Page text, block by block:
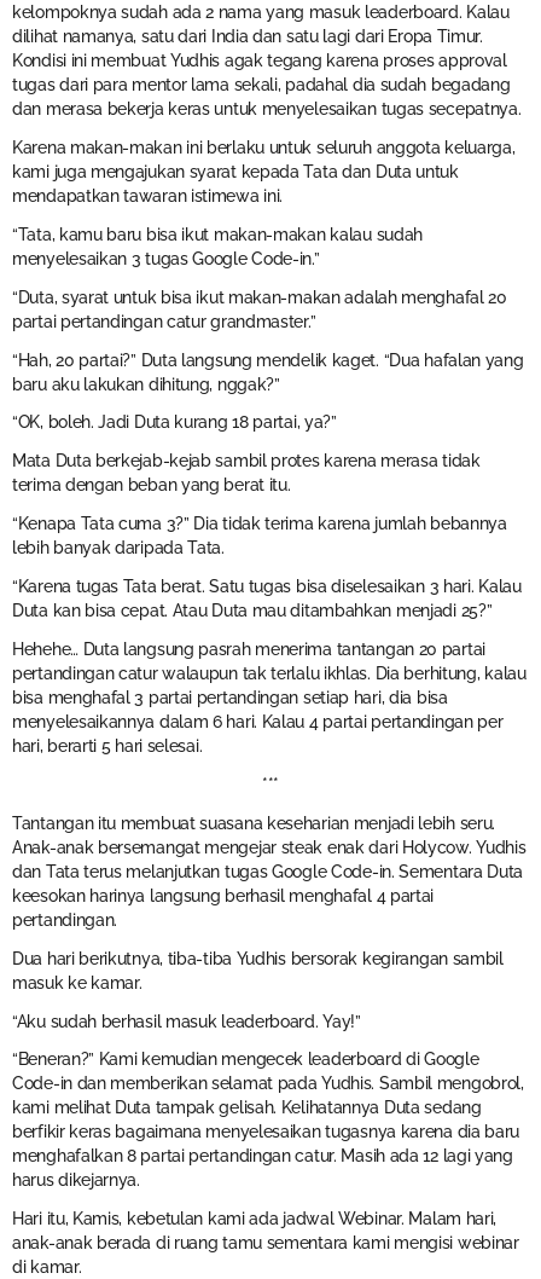
kelompoknya sudah ada 2 nama yang masuk leaderboard. Kalau
dilihat namanya, satu dari India dan satu lagi dari Eropa Timur.
Kondisi ini membuat Yudhis agak tegang karena proses approval
tugas dari para mentor lama sekali, padahal dia sudah begadang
dan merasa bekerja keras untuk menyelesaikan tugas secepatnya.
Karena makan-makan ini berlaku untuk seluruh anggota keluarga,
kami juga mengajukan syarat kepada Tata dan Duta untuk
mendapatkan tawaran istimewa ini.
“Tata, kamu baru bisa ikut makan-makan kalau sudah
menyelesaikan 3 tugas Google Code-in.”
“Duta, syarat untuk bisa ikut makan-makan adalah menghafal 20
partai pertandingan catur grandmaster.”
“Hah, 20 partai?” Duta langsung mendelik kaget. “Dua hafalan yang
baru aku lakukan dihitung, nggak?”
“OK, boleh. Jadi Duta kurang 18 partai, ya?”
Mata Duta berkejab-kejab sambil protes karena merasa tidak
terima dengan beban yang berat itu.
“Kenapa Tata cuma 3?” Dia tidak terima karena jumlah bebannya
lebih banyak daripada Tata.
“Karena tugas Tata berat. Satu tugas bisa diselesaikan 3 hari. Kalau
Duta kan bisa cepat. Atau Duta mau ditambahkan menjadi 25?”
Hehehe… Duta langsung pasrah menerima tantangan 20 partai
pertandingan catur walaupun tak terlalu ikhlas. Dia berhitung, kalau
bisa menghafal 3 partai pertandingan setiap hari, dia bisa
menyelesaikannya dalam 6 hari. Kalau 4 partai pertandingan per
hari, berarti 5 hari selesai.
***
Tantangan itu membuat suasana keseharian menjadi lebih seru.
Anak-anak bersemangat mengejar steak enak dari Holycow. Yudhis
dan Tata terus melanjutkan tugas Google Code-in. Sementara Duta
keesokan harinya langsung berhasil menghafal 4 partai
pertandingan.
Dua hari berikutnya, tiba-tiba Yudhis bersorak kegirangan sambil
masuk ke kamar.
“Aku sudah berhasil masuk leaderboard. Yay!”
“Beneran?” Kami kemudian mengecek leaderboard di Google
Code-in dan memberikan selamat pada Yudhis. Sambil mengobrol,
kami melihat Duta tampak gelisah. Kelihatannya Duta sedang
berfikir keras bagaimana menyelesaikan tugasnya karena dia baru
menghafalkan 8 partai pertandingan catur. Masih ada 12 lagi yang
harus dikejarnya.
Hari itu, Kamis, kebetulan kami ada jadwal Webinar. Malam hari,
anak-anak berada di ruang tamu sementara kami mengisi webinar
di kamar.